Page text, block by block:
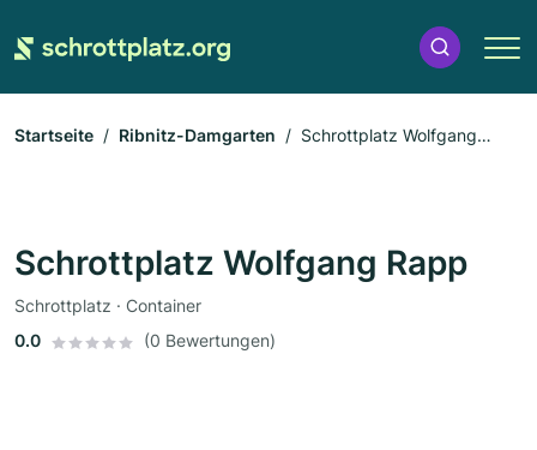
Startseite Ribnitz-Damgarten
Schrottplatz Wolfgang
Schrottplatz Wolfgang Rapp
Schrottplatz · Container
0.0
(0 Bewertungen)